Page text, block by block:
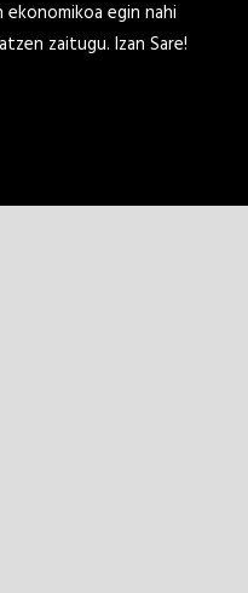
egin nahi
zaitugu. Izan Sare!